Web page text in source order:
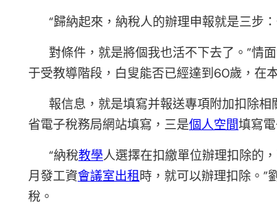
“歸納起來，納稅人的辦理申報就是三步
對條件，就是將個我也活不下去了。”情
于受教導階段，白叟能否已經達到60歲，在
報信息，就是填寫并報送專項附加扣除
省電子稅務局網站填寫，三是個人空間填寫
“納稅教學人選擇在扣繳單位辦理扣除的
月發工資會議室出租時，就可以辦理扣除。”
稅。